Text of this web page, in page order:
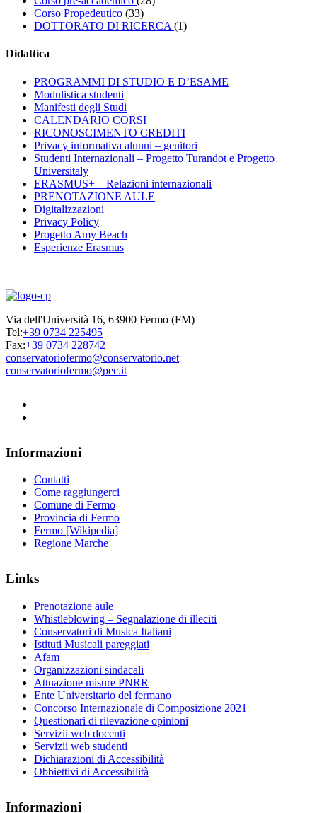
Corso Propedeutico (33)
DOTTORATO DI RICERCA (1)
Didattica
PROGRAMMI DI STUDIO E D’ESAME
Modulistica studenti
Manifesti degli Studi
CALENDARIO CORSI
RICONOSCIMENTO CREDITI
Privacy informativa alunni – genitori
Studenti Internazionali – Progetto Turandot e Progetto
Universitaly
ERASMUS+ – Relazioni internazionali
PRENOTAZIONE AULE
Digitalizzazioni
Privacy Policy
Progetto Amy Beach
Esperienze Erasmus
Via dell'Università 16, 63900 Fermo (FM)
Tel:+39 0734 225495
Fax:+39 0734 228742
conservatoriofermo@conservatorio.net
conservatoriofermo@pec.it
Informazioni
Contatti
Come raggiungerci
Comune di Fermo
Provincia di Fermo
Fermo [Wikipedia]
Regione Marche
Links
Prenotazione aule
Whistleblowing – Segnalazione di illeciti
Conservatori di Musica Italiani
Istituti Musicali pareggiati
Afam
Organizzazioni sindacali
Attuazione misure PNRR
Ente Universitario del fermano
Concorso Internazionale di Composizione 2021
Questionari di rilevazione opinioni
Servizii web docenti
Servizii web studenti
Dichiarazioni di Accessibilità
Obbiettivi di Accessibilità
Informazioni